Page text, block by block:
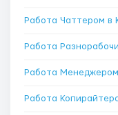
Работа Чаттером в
Работа
Работа
Работа